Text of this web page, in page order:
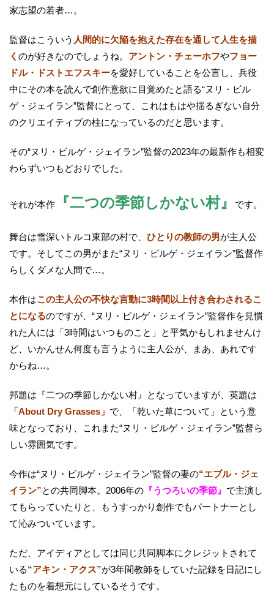
家志望の若者…。
監督はこういう 人間的に欠陥を抱えた存在を通して人生を描
く のが好きなのでしょうね。 アントン・チェーホフやフョー
ドル・ドストエフスキーを愛好していることを公言し、兵役
中にその本を読んで創作意欲に目覚めたと語る“ヌリ・ビル
ゲ・ジェイラン”監督にとって、これはもはや揺るぎない自分
のクリエイティブの柱になっているのだと思います。
その“ヌリ・ビルゲ・ジェイラン”監督の2023年の最新作も相変
わらずいつもどおりでした。
それが本作 『二つの季節しかない村』 です。
舞台は雪深いトルコ東部の村で、 ひとりの教師の男が主人公
です。そしてこの男がまた“ヌリ・ビルゲ・ジェイラン”監督作
らしくダメな人間で…。
本作はこの主人公の不快な言動に3時間以上付き合わされるこ
とになるのですが、“ヌリ・ビルゲ・ジェイラン”監督作を見慣
れた人には「3時間はいつものこと」と平気かもしれませんけ
ど、いかんせん何度も言うように主人公が、まあ、あれです
からね…。
邦題は『二つの季節しかない村』となっていますが、英題は
「About Dry Grasses」 で、「乾いた草について」という意
味となっており、これまた“ヌリ・ビルゲ・ジェイラン”監督ら
しい雰囲気です。
今作は“ヌリ・ビルゲ・ジェイラン”監督の妻の“エブル・ジェ
イラン”との共同脚本。2006年の 『うつろいの季節』 で主演し
てもらっていたりと、もうすっかり創作でもパートナーとし
て沁みついています。
ただ、アイディアとしては同じ共同脚本にクレジットされて
いる“アキン・アクス”が3年間教師をしていた記録を日記にし
たものを着想元にしているそうです。